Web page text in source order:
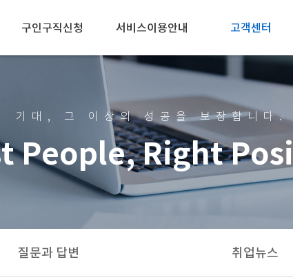
구인구직신청 서비스이용안내
개인회원
기업회원
고객센터
질문과 답변
취업뉴스
관리자에게
기대, 그 이상의 성공을 보장합니다.
People, Right
질문과 답변 취업뉴스